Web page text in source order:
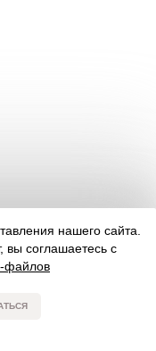
нашего сайта.
вы соглашаетесь с
файлов